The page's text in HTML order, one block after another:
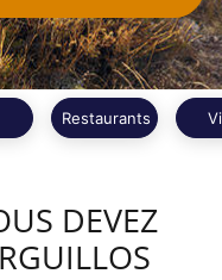
Restaurants
DEVEZ